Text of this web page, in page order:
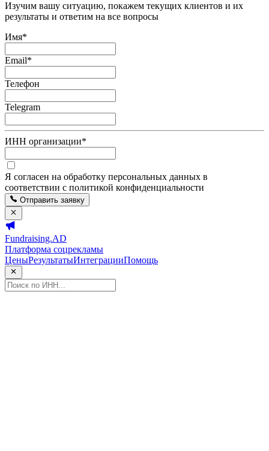
Изучим вашу ситуацию, покажем текущих клиентов и их
результаты и ответим на все вопросы
Имя*
Email*
Телефон
Telegram
ИНН организации*
Я согласен на обработку персональных данных в
соответствии с политикой конфиденциальности
Отправить заявку
Fundraising.AD
Платформа соцрекламы
ЦеныРезультатыИнтеграцииПомощь